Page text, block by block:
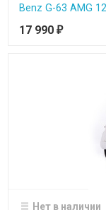
Benz G-63 AMG
17 990 ₽
Нет в наличии